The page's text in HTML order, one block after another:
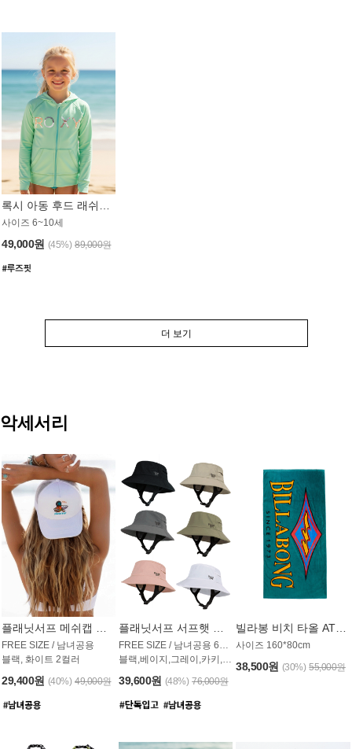
록시 아동 후드 래쉬가드 GT764MRX
사이즈 6~10세
49,000원 (45%) 89,000원
더 보기
악세서리
FREE SIZE / 남녀공용
블랙, 화이트 2컬러
29,400원 (40%) 49,000원
블랙,베이지,그레이,카키,핑크,화이트
39,600원 (48%) 76,000원
사이즈 160*80cm
38,500원 (30%) 55,000원